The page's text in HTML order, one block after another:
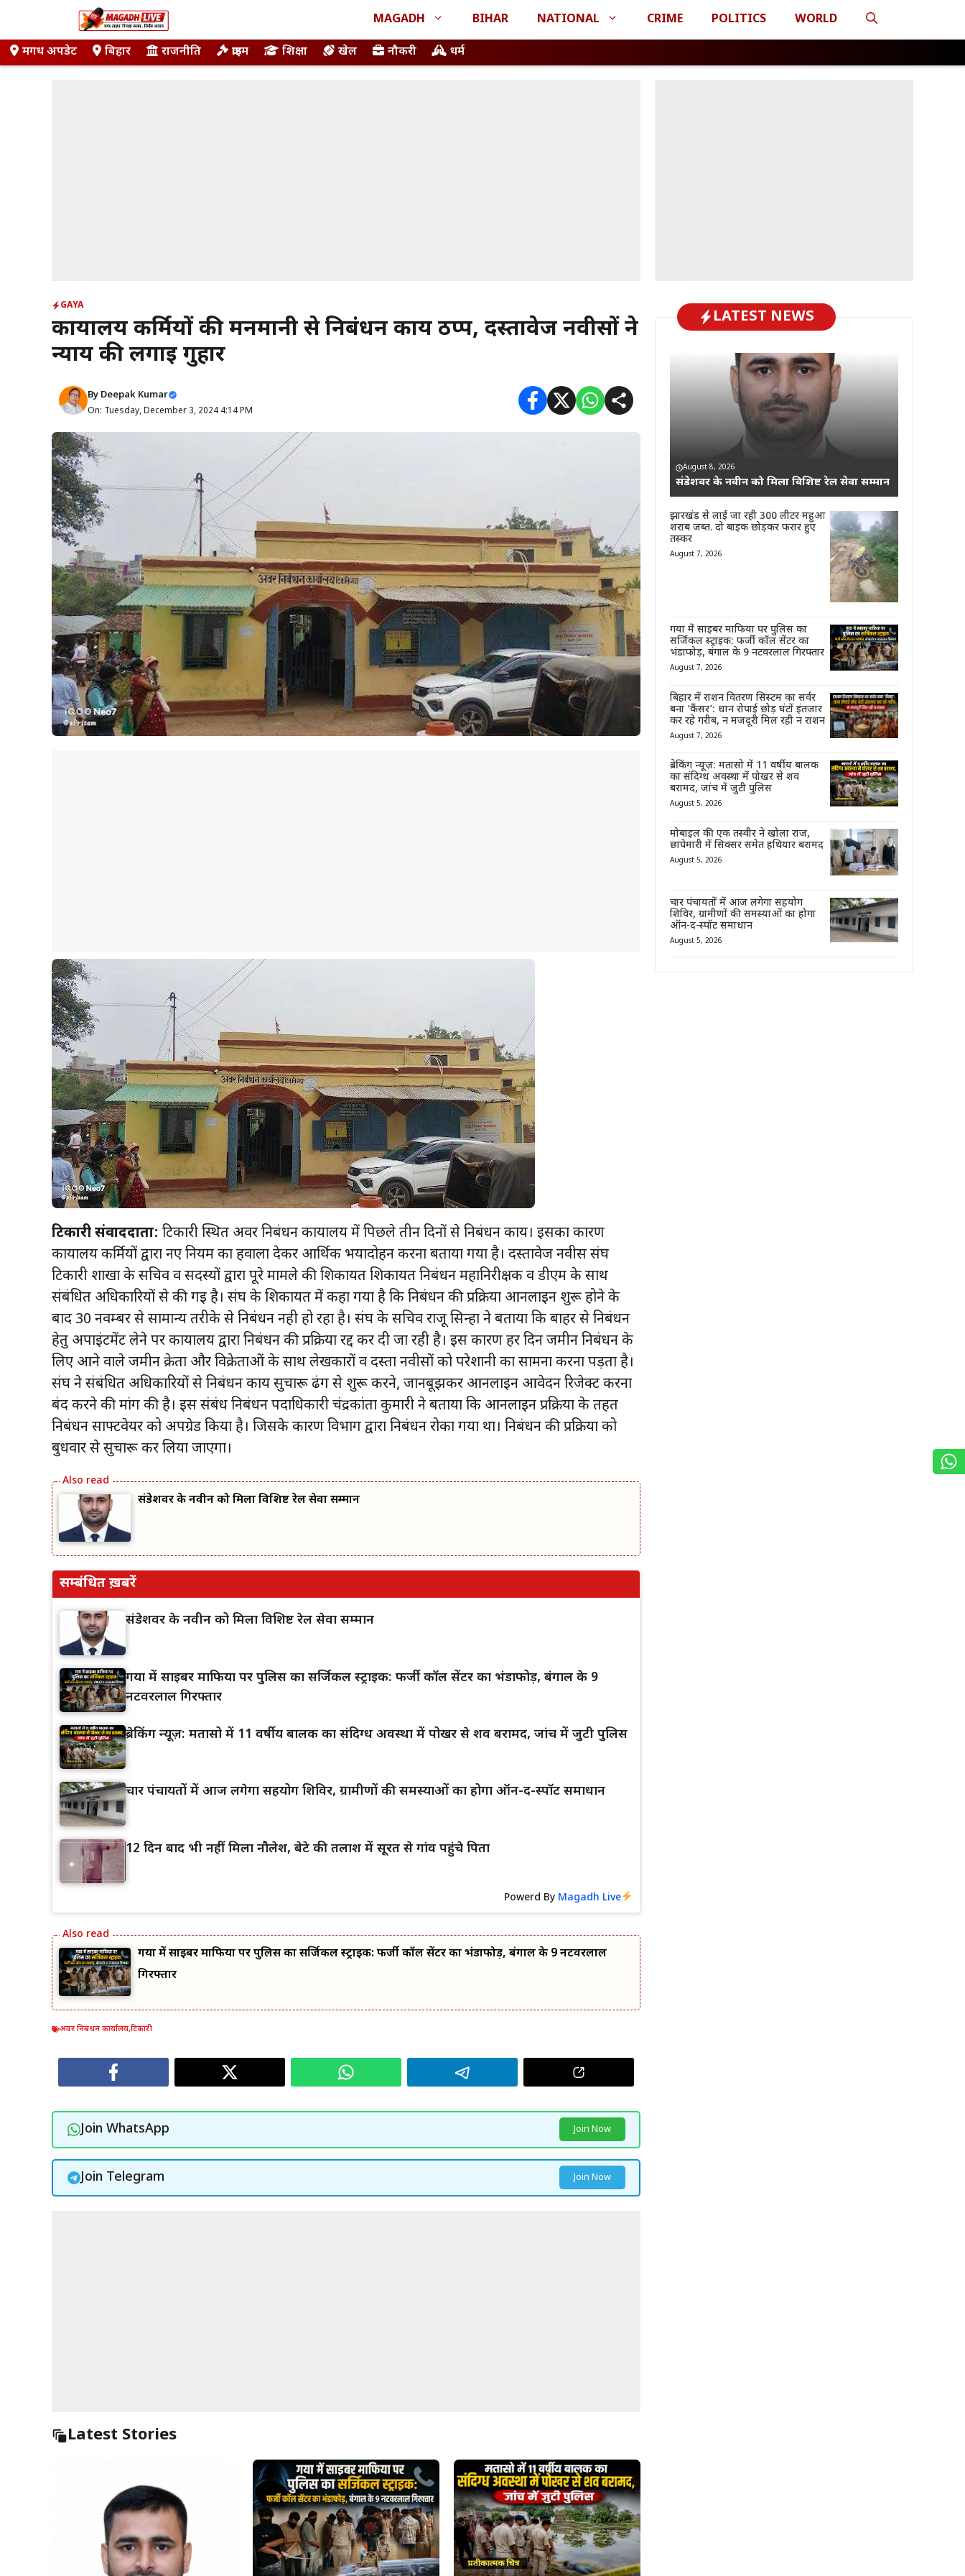
content
MAGADH BIHAR NATIONAL CRIME POLITICS WORLD
मगध अपडेट बिहार राजनीति क्राइम शिक्षा खेल नौकरी धर्म
GAYA
कार्यालय कर्मियों की मनमानी से निबंधन कार्य ठप्प, दस्तावेज नवीसों ने
न्याय की लगाई गुहार
By Deepak Kumar
On: Tuesday, December 3, 2024 4:14 PM
टिकारी संवाददाता: टिकारी स्थित अवर निबंधन कार्यालय में पिछले तीन दिनों से निबंधन कार्य। इसका कारण
कार्यालय कर्मियों द्वारा नए नियम का हवाला देकर आर्थिक भयादोहन करना बताया गया है। दस्तावेज नवीस संघ
टिकारी शाखा के सचिव व सदस्यों द्वारा पूरे मामले की शिकायत शिकायत निबंधन महानिरीक्षक व डीएम के साथ
संबंधित अधिकारियों से की गई है। संघ के शिकायत में कहा गया है कि निबंधन की प्रक्रिया आनलाइन शुरू होने के
बाद 30 नवम्बर से सामान्य तरीके से निबंधन नही हो रहा है। संघ के सचिव राजू सिन्हा ने बताया कि बाहर से निबंधन
हेतु अपाइंटमेंट लेने पर कार्यालय द्वारा निबंधन की प्रक्रिया रद्द कर दी जा रही है। इस कारण हर दिन जमीन निबंधन के
लिए आने वाले जमीन क्रेता और विक्रेताओं के साथ लेखकारों व दस्ता नवीसों को परेशानी का सामना करना पड़ता है।
संघ ने संबंधित अधिकारियों से निबंधन कार्य सुचारू ढंग से शुरू करने, जानबूझकर आनलाइन आवेदन रिजेक्ट करना
बंद करने की मांग की है। इस संबंध निबंधन पदाधिकारी चंद्रकांता कुमारी ने बताया कि आनलाइन प्रक्रिया के तहत
निबंधन साफ्टवेयर को अपग्रेड किया है। जिसके कारण विभाग द्वारा निबंधन रोका गया था। निबंधन की प्रक्रिया को
बुधवार से सुचारू कर लिया जाएगा।
संडेशवर के नवीन को मिला विशिष्ट रेल सेवा सम्मान
सम्बंधित ख़बरें
संडेशवर के नवीन को मिला विशिष्ट रेल सेवा सम्मान
गया में साइबर माफिया पर पुलिस का सर्जिकल स्ट्राइक: फर्जी कॉल सेंटर का भंडाफोड़, बंगाल के 9
नटवरलाल गिरफ्तार
ब्रेकिंग न्यूज़: मतासो में 11 वर्षीय बालक का संदिग्ध अवस्था में पोखर से शव बरामद, जांच में जुटी पुलिस
चार पंचायतों में आज लगेगा सहयोग शिविर, ग्रामीणों की समस्याओं का होगा ऑन-द-स्पॉट समाधान
12 दिन बाद भी नहीं मिला नौलेश, बेटे की तलाश में सूरत से गांव पहुंचे पिता
Powerd By Magadh Live
गया में साइबर माफिया पर पुलिस का सर्जिकल स्ट्राइक: फर्जी कॉल सेंटर का भंडाफोड़, बंगाल के 9 नटवरलाल
गिरफ्तार
अवर निबंधन कार्यालय,टिकारी
Join WhatsApp Join Now
Join Telegram Join Now
Latest Stories
LATEST NEWS
August 8, 2026
संडेशवर के नवीन को मिला विशिष्ट रेल सेवा सम्मान
झारखंड से लाई जा रही 300 लीटर महुआ
शराब जब्त. दो बाइक छोड़कर फरार हुए
तस्कर
August 7, 2026
गया में साइबर माफिया पर पुलिस का
सर्जिकल स्ट्राइक: फर्जी कॉल सेंटर का
भंडाफोड़, बंगाल के 9 नटवरलाल गिरफ्तार
August 7, 2026
बिहार में राशन वितरण सिस्टम का सर्वर
बना ‘कैंसर’: धान रोपाई छोड़ घंटों इंतजार
कर रहे गरीब, न मजदूरी मिल रही न राशन
August 7, 2026
ब्रेकिंग न्यूज़: मतासो में 11 वर्षीय बालक
का संदिग्ध अवस्था में पोखर से शव
बरामद, जांच में जुटी पुलिस
August 5, 2026
मोबाइल की एक तस्वीर ने खोला राज,
छापेमारी में सिक्सर समेत हथियार बरामद
August 5, 2026
चार पंचायतों में आज लगेगा सहयोग
शिविर, ग्रामीणों की समस्याओं का होगा
ऑन-द-स्पॉट समाधान
August 5, 2026